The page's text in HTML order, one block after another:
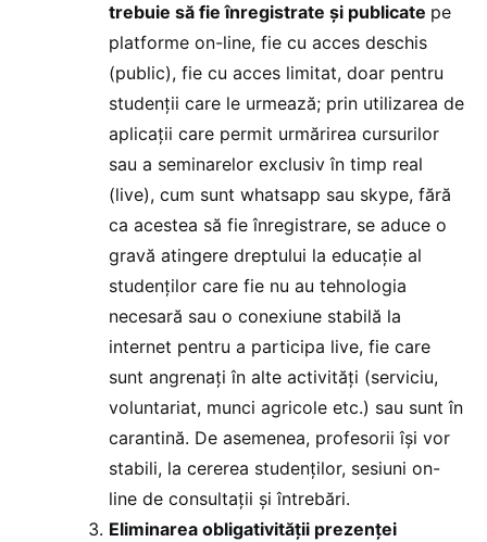
trebuie să fie înregistrate şi publicate pe
platforme on-line, fie cu acces deschis
(public), fie cu acces limitat, doar pentru
studenţii care le urmează; prin utilizarea de
aplicaţii care permit urmărirea cursurilor
sau a seminarelor exclusiv în timp real
(live), cum sunt whatsapp sau skype, fără
ca acestea să fie înregistrare, se aduce o
gravă atingere dreptului la educaţie al
studenţilor care fie nu au tehnologia
necesară sau o conexiune stabilă la
internet pentru a participa live, fie care
sunt angrenaţi în alte activităţi (serviciu,
voluntariat, munci agricole etc.) sau sunt în
carantină. De asemenea, profesorii îşi vor
stabili, la cererea studenţilor, sesiuni on-
line de consultaţii şi întrebări.
Eliminarea obligativităţii prezenţei